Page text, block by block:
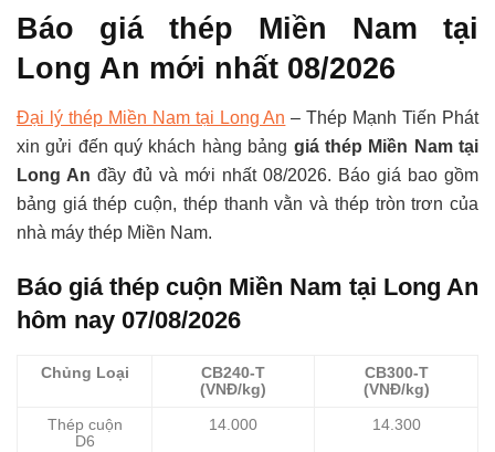
Báo giá thép Miền Nam tại
Long An mới nhất 08/2026
Đại lý thép Miền Nam tại Long An – Thép Mạnh Tiến Phát
xin gửi đến quý khách hàng bảng giá thép Miền Nam tại
Long An đầy đủ và mới nhất 08/2026. Báo giá bao gồm
bảng giá thép cuộn, thép thanh vằn và thép tròn trơn của
nhà máy thép Miền Nam.
Báo giá thép cuộn Miền Nam tại Long An
hôm nay 07/08/2026
Chủng Loại
CB240-T
(VNĐ/kg)
CB300-T
(VNĐ/kg)
Thép cuộn
D6
14.000 14.300